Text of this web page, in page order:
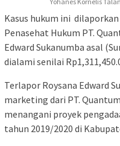
Kasus hukum ini dilaporkan
Penasehat Hukum PT.
Edward Sukanumba asal
dialami senilai
Terlapor Roysana Edward
marketing dari PT.
menangani proyek
tahun 2019/2020 di